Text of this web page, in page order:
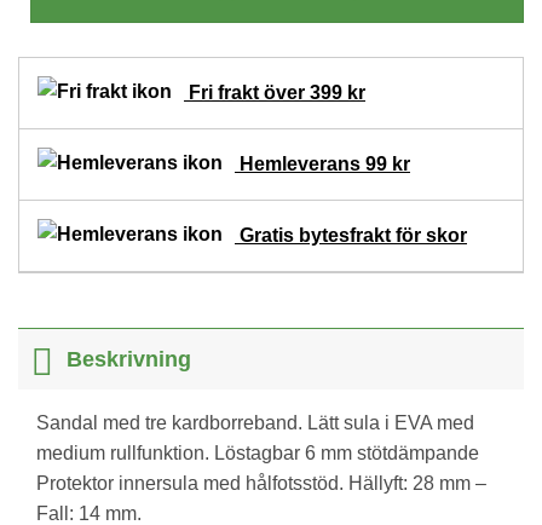
Fri frakt över 399 kr
Hemleverans 99 kr
Gratis bytesfrakt för skor
Beskrivning
Sandal med tre kardborreband. Lätt sula i EVA med
medium rullfunktion. Löstagbar 6 mm stötdämpande
Protektor innersula med hålfotsstöd. Hällyft: 28 mm –
Fall: 14 mm.